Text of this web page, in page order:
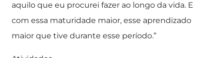
aquilo que eu procurei fazer ao longo da vida. E
com essa maturidade maior, esse aprendizado
maior que tive durante esse período.”